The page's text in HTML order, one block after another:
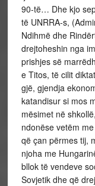
90-të… Dhe kjo
të UNRRA-s,
Ndihmë dhe
drejtoheshin nga
prishjes së
e Titos, të cilit
gjë, gjendja
katandisur si mos
mësimet në
ndonëse vetëm
që çan përmes tij,
njoha me
bllok të vendeve
Sovjetik dhe që